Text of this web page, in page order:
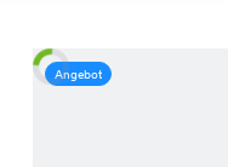
Angebot